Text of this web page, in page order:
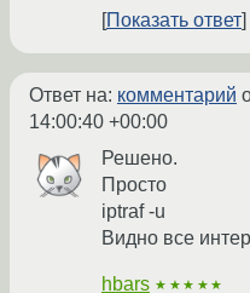
Показать ответ
Ответ на: комментарий
14:00:40 +00:00
Решено.
Просто
iptraf -u
Видно все
hbars ★★★★★